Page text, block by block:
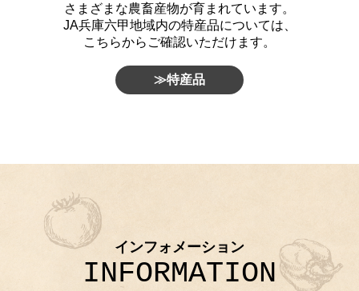
さまざまな農畜産物が育まれています。
JA兵庫六甲地域内の特産品については、
こちらからご確認いただけます。
≫特産品
インフォメーション
INFORMATION